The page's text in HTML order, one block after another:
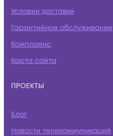
Условия доставки
Гарантийное обслуживание
Комплаенс
Карта сайта
ПРОЕКТЫ
Блог
Новости телекоммуникаций